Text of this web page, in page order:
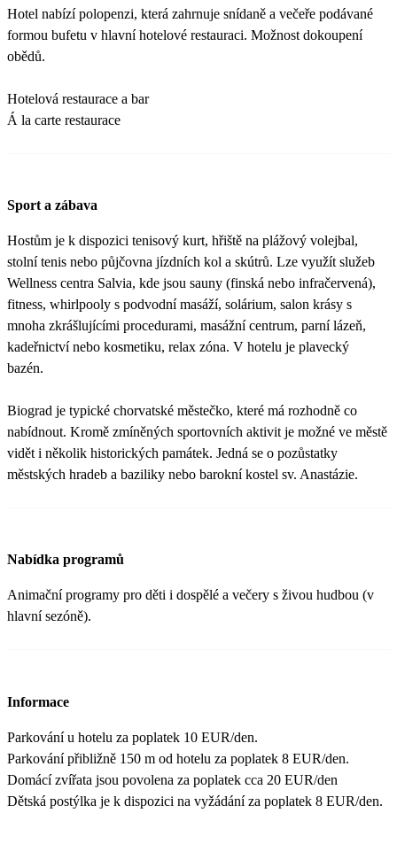
Hotel nabízí polopenzi, která zahrnuje snídaně a večeře podávané
formou bufetu v hlavní hotelové restauraci. Možnost dokoupení
obědů.
Hotelová restaurace a bar
Á la carte restaurace
Sport a zábava
Hostům je k dispozici tenisový kurt, hřiště na plážový volejbal,
stolní tenis nebo půjčovna jízdních kol a skútrů. Lze využít služeb
Wellness centra Salvia, kde jsou sauny (finská nebo infračervená),
fitness, whirlpooly s podvodní masáží, solárium, salon krásy s
mnoha zkrášlujícími procedurami, masážní centrum, parní lázeň,
kadeřnictví nebo kosmetiku, relax zóna. V hotelu je plavecký
bazén.
Biograd je typické chorvatské městečko, které má rozhodně co
nabídnout. Kromě zmíněných sportovních aktivit je možné ve městě
vidět i několik historických památek. Jedná se o pozůstatky
městských hradeb a baziliky nebo barokní kostel sv. Anastázie.
Nabídka programů
Animační programy pro děti i dospělé a večery s živou hudbou (v
hlavní sezóně).
Informace
Parkování u hotelu za poplatek 10 EUR/den.
Parkování přibližně 150 m od hotelu za poplatek 8 EUR/den.
Domácí zvířata jsou povolena za poplatek cca 20 EUR/den
Dětská postýlka je k dispozici na vyžádání za poplatek 8 EUR/den.